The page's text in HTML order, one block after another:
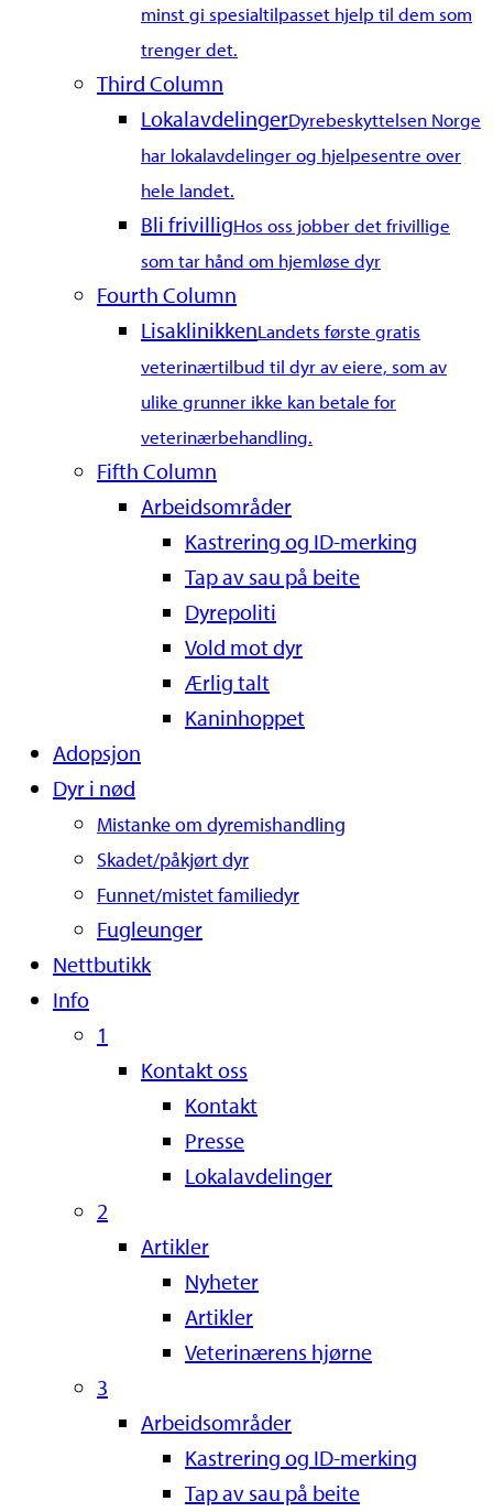
minst gi spesialtilpasset hjelp til dem som
trenger det.
Third Column
LokalavdelingerDyrebeskyttelsen Norge
har lokalavdelinger og hjelpesentre over
hele landet.
Bli frivilligHos oss jobber det frivillige
som tar hånd om hjemløse dyr
Fourth Column
LisaklinikkenLandets første gratis
veterinærtilbud til dyr av eiere, som av
ulike grunner ikke kan betale for
veterinærbehandling.
Fifth Column
Arbeidsområder
Kastrering og ID-merking
Tap av sau på beite
Dyrepoliti
Vold mot dyr
Ærlig talt
Kaninhoppet
Adopsjon
Dyr i nød
Mistanke om dyremishandling
Skadet/påkjørt dyr
Funnet/mistet familiedyr
Fugleunger
Nettbutikk
Info
1
Kontakt oss
Kontakt
Presse
Lokalavdelinger
2
Artikler
Nyheter
Artikler
Veterinærens hjørne
3
Arbeidsområder
Kastrering og ID-merking
Tap av sau på beite